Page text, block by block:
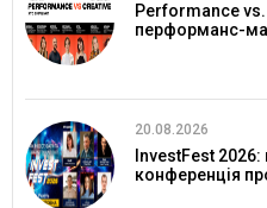
Performance
перформанс-
20.08.2026
InvestFest
конференція